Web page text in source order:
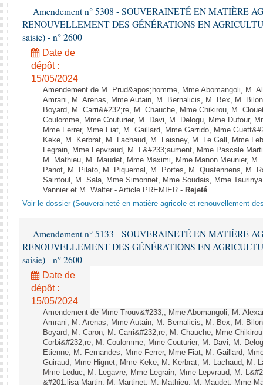
Amendement n° 5308 - SOUVERAINETÉ EN MATIÈRE
RENOUVELLEMENT DES GÉNÉRATIONS EN
saisie) - n° 2600
Date de
dépôt :
15/05/2024
Amendement de M. Prud&apos;homme, Mme Abomangoli, M.
Amrani, M. Arenas, Mme Autain, M. Bernalicis, M. Bex, M.
Boyard, M. Carri&#232;re, M. Chauche, Mme Chikirou, M.
Coulomme, Mme Couturier, M. Davi, M. Delogu, Mme Dufour,
Mme Ferrer, Mme Fiat, M. Gaillard, Mme Garrido, Mme
Keke, M. Kerbrat, M. Lachaud, M. Laisney, M. Le Gall, Mme
Legrain, Mme Lepvraud, M. L&#233;aument, Mme Pascale
M. Mathieu, M. Maudet, Mme Maximi, Mme Manon Meunier,
Panot, M. Pilato, M. Piquemal, M. Portes, M. Quatennens, M.
Saintoul, M. Sala, Mme Simonnet, Mme Soudais, Mme
Vannier et M. Walter - Article PREMIER - Rejeté
Voir le dossier (Souveraineté en matière agricole et renouvellement
Amendement n° 5133 - SOUVERAINETÉ EN MATIÈRE
RENOUVELLEMENT DES GÉNÉRATIONS EN
saisie) - n° 2600
Date de
dépôt :
15/05/2024
Amendement de Mme Trouv&#233;, Mme Abomangoli, M.
Amrani, M. Arenas, Mme Autain, M. Bernalicis, M. Bex, M.
Boyard, M. Caron, M. Carri&#232;re, M. Chauche, Mme
Corbi&#232;re, M. Coulomme, Mme Couturier, M. Davi, M.
Etienne, M. Fernandes, Mme Ferrer, Mme Fiat, M. Gaillard,
Guiraud, Mme Hignet, Mme Keke, M. Kerbrat, M. Lachaud, M.
Mme Leduc, M. Legavre, Mme Legrain, Mme Lepvraud, M.
&#201;lisa Martin, M. Martinet, M. Mathieu, M. Maudet, Mme